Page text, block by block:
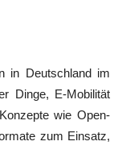
in Deutschland im
Dinge, E-Mobilität
wie Open-
zum Einsatz,